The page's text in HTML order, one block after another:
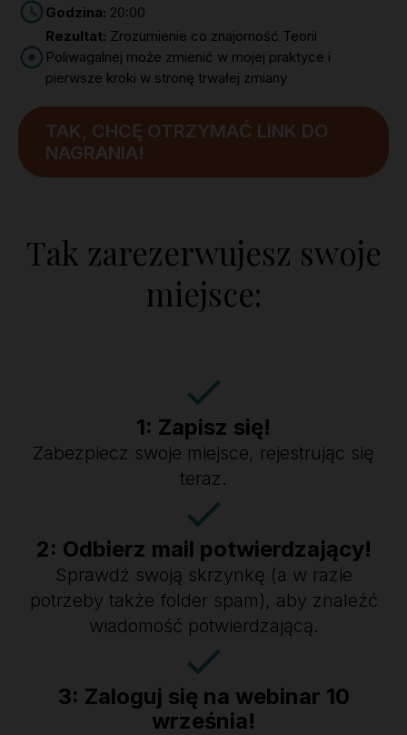
Godzina: 20:00
Rezultat: Zrozumienie co znajomość Teorii
Poliwagalnej może zmienić w mojej praktyce i
pierwsze kroki w stronę trwałej zmiany
TAK, CHCĘ OTRZYMAĆ LINK DO
NAGRANIA!
Tak zarezerwujesz swoje
miejsce:
1: Zapisz się!
Zabezpiecz swoje miejsce, rejestrując się
teraz.
2: Odbierz mail potwierdzający!
Sprawdź swoją skrzynkę (a w razie
potrzeby także folder spam), aby znaleźć
wiadomość potwierdzającą.
3: Zaloguj się na webinar 10
września!